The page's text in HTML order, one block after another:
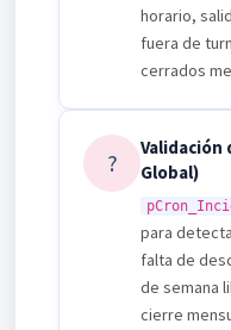
horario,
fuera de
cerrados
?
Validación
Global)
para
falta de
de semana
cierre